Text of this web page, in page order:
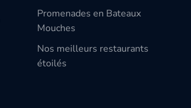
Promenades en Bateaux
Mouches
Nos meilleurs restaurants
étoilés